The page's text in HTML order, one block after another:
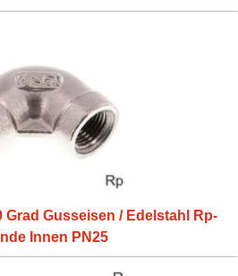
Gusseisen / Edelstahl Rp-
Innen PN25